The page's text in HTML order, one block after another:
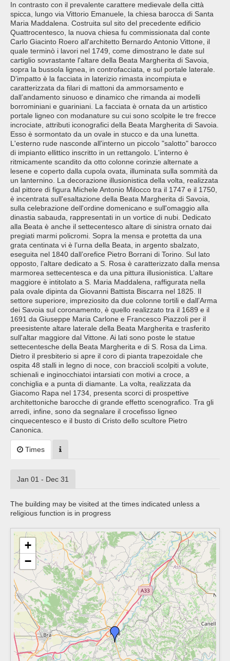
In contrasto con il prevalente carattere medievale della città
spicca, lungo via Vittorio Emanuele, la chiesa barocca di Santa
Maria Maddalena. Costruita sul sito del precedente edificio
Quattrocentesco, la nuova chiesa fu commissionata dal conte
Carlo Giacinto Roero all'architetto Bernardo Antonio Vittone, il
quale terminò i lavori nel 1749, come dimostrano le date sul
cartiglio sovrastante l'altare della Beata Margherita di Savoia,
sopra la bussola lignea, in controfacciata, e sul portale laterale.
D’impatto è la facciata in laterizio rimasta incompiuta e
caratterizzata da filari di mattoni da ammorsamento e
dall’andamento sinuoso e dinamico che rimanda ai modelli
borrominiani e guariniani. La facciata è ornata da un artistico
portale ligneo con modanature su cui sono scolpite le tre frecce
incrociate, attributi iconografici della Beata Margherita di Savoia.
Esso è sormontato da un ovale in stucco e da una lunetta.
L'esterno rude nasconde all'interno un piccolo "salotto" barocco
di impianto ellittico inscritto in un rettangolo. L'interno è
ritmicamente scandito da otto colonne corinzie alternate a
lesene e coperto dalla cupola ovata, illuminata sulla sommità da
un lanternino. La decorazione illusionistica della volta, realizzata
dal pittore di figura Michele Antonio Milocco tra il 1747 e il 1750,
è incentrata sull'esaltazione della Beata Margherita di Savoia,
sulla celebrazione dell'ordine domenicano e sull'omaggio alla
dinastia sabauda, rappresentati in un vortice di nubi. Dedicato
alla Beata è anche il settecentesco altare di sinistra ornato dai
pregiati marmi policromi. Sopra la mensa e protetta da una
grata centinata vi è l’urna della Beata, in argento sbalzato,
eseguita nel 1840 dall’orefice Pietro Borrani di Torino. Sul lato
opposto, l’altare dedicato a S. Rosa è caratterizzato dalla mensa
marmorea settecentesca e da una pittura illusionistica. L’altare
maggiore è intitolato a S. Maria Maddalena, raffigurata nella
pala ovale dipinta da Giovanni Battista Biscarra nel 1825. Il
settore superiore, impreziosito da due colonne tortili e dall’Arma
dei Savoia sul coronamento, è quello realizzato tra il 1689 e il
1691 da Giuseppe Maria Carlone e Francesco Piazzoli per il
preesistente altare laterale della Beata Margherita e trasferito
sull'altar maggiore dal Vittone. Ai lati sono poste le statue
settecentesche della Beata Margherita e di S. Rosa da Lima.
Dietro il presbiterio si apre il coro di pianta trapezoidale che
ospita 48 stalli in legno di noce, con braccioli scolpiti a volute,
schienali e inginocchiatoi intarsiati con motivi a croce, a
conchiglia e a punta di diamante. La volta, realizzata da
Giacomo Rapa nel 1734, presenta scorci di prospettive
architettoniche barocche di grande effetto scenografico. Tra gli
arredi, infine, sono da segnalare il crocefisso ligneo
cinquecentesco e il busto di Cristo dello scultore Pietro
Canonica.
Times
Jan 01 - Dec 31
The building may be visited at the times indicated unless a
religious function is in progress
+
−